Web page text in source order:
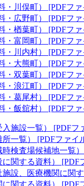
・川俣町） [PDFフ
・広野町） [PDFフ
・楢葉町） [PDFフ
・富岡町） [PDFフ
・川内村） [PDFフ
・大熊町） [PDFフ
・双葉町） [PDFフ
・浪江町） [PDFフ
・葛尾村） [PDFフ
・飯舘村） [PDFフ
施設一覧） [PDFフ
一覧） [PDFファイ
検査場候補地一覧
関する資料） [PDF
設、医療機関に関